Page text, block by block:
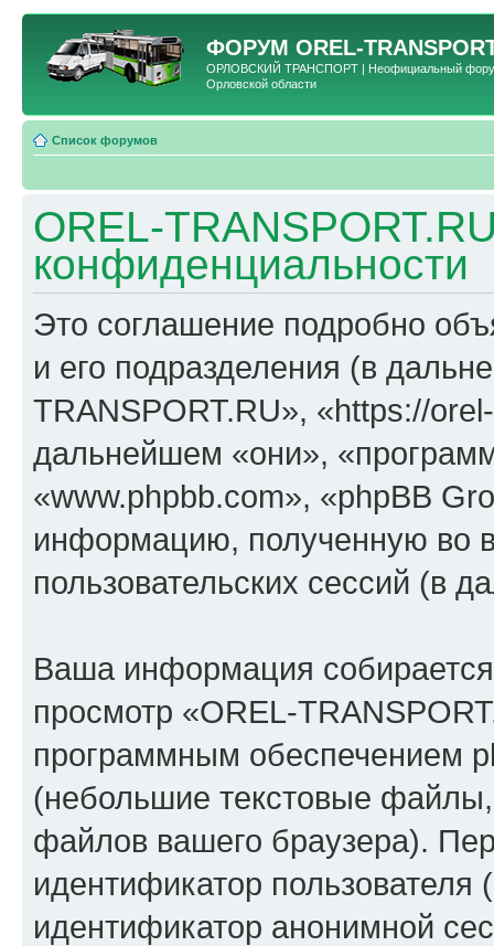
ФОРУМ OREL-
ОРЛОВСКИЙ ТРАНСПОРТ | Неофициальный форум
Орловской области
Список форумов
OREL-
конфиденциальности
Это соглашение подробно
и его подразделения (в
TRANSPORT.RU», «https://
дальнейшем «они»,
«www.phpbb.com», «phpBB
информацию, полученную во
пользовательских сессий (в
Ваша информация
просмотр «OREL-
программным обеспечением
(небольшие текстовые
файлов вашего браузера).
идентификатор
идентификатор анонимной